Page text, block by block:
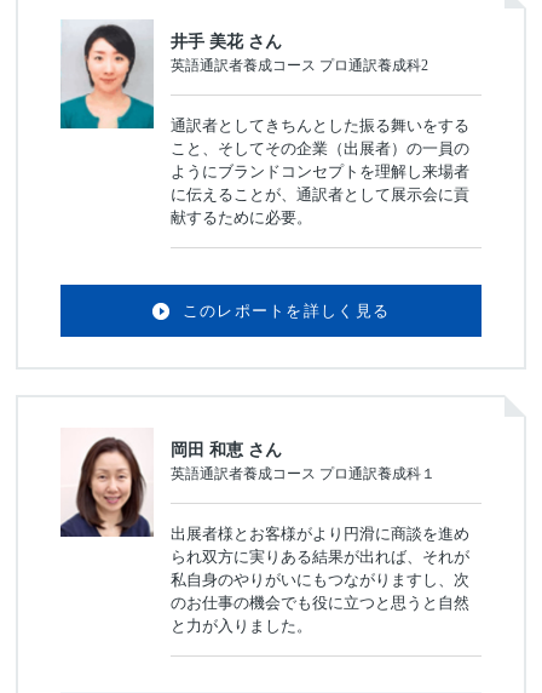
井手 美花 さん
英語通訳者養成コース プロ通訳養成科2
通訳者としてきちんとした振る舞いをする
こと、そしてその企業（出展者）の一員の
ようにブランドコンセプトを理解し来場者
に伝えることが、通訳者として展示会に貢
献するために必要。
このレポートを詳しく見る
岡田 和恵 さん
英語通訳者養成コース プロ通訳養成科１
出展者様とお客様がより円滑に商談を進め
られ双方に実りある結果が出れば、それが
私自身のやりがいにもつながりますし、次
のお仕事の機会でも役に立つと思うと自然
と力が入りました。